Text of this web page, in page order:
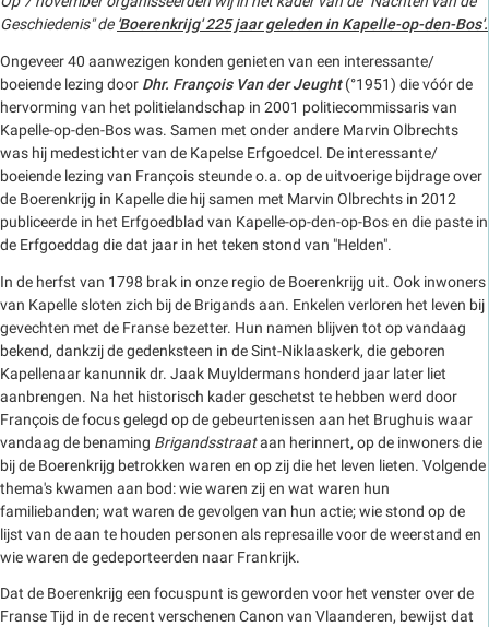
Geschiedenis" de 'Boerenkrijg' 225 jaar geleden in Kapelle-op-den-Bos'.
Ongeveer 40 aanwezigen konden genieten van een interessante/
boeiende lezing door Dhr. François Van der Jeught(°1951) die vóór de
hervorming van het politielandschap in 2001 politiecommissaris van
Kapelle-op-den-Bos was. Samen met onder andere Marvin Olbrechts
was hij medestichter van de Kapelse Erfgoedcel. De interessante/
boeiende lezing van François steunde o.a. op de uitvoerige bijdrage over
de Boerenkrijg in Kapelle die hij samen met Marvin Olbrechts in 2012
publiceerde in het Erfgoedblad van Kapelle-op-den-op-Bos en die paste in
de Erfgoeddag die dat jaar in het teken stond van "Helden".
In de herfst van 1798 brak in onze regio de Boerenkrijg uit. Ook inwoners
van Kapelle sloten zich bij de Brigands aan. Enkelen verloren het leven bij
gevechten met de Franse bezetter. Hun namen blijven tot op vandaag
bekend, dankzij de gedenksteen in de Sint-Niklaaskerk, die geboren
Kapellenaar kanunnik dr. Jaak Muyldermans honderd jaar later liet
aanbrengen. Na het historisch kader geschetst te hebben werd door
François de focus gelegd op de gebeurtenissen aan het Brughuis waar
vandaag de benaming Brigandsstraataan herinnert, op de inwoners die
bij de Boerenkrijg betrokken waren en op zij die het leven lieten. Volgende
thema's kwamen aan bod: wie waren zij en wat waren hun
familiebanden; wat waren de gevolgen van hun actie; wie stond op de
lijst van de aan te houden personen als represaille voor de weerstand en
wie waren de gedeporteerden naar Frankrijk.
Dat de Boerenkrijg een focuspunt is geworden voor het venster over de
Franse Tijd in de recent verschenen Canon van Vlaanderen, bewijst dat